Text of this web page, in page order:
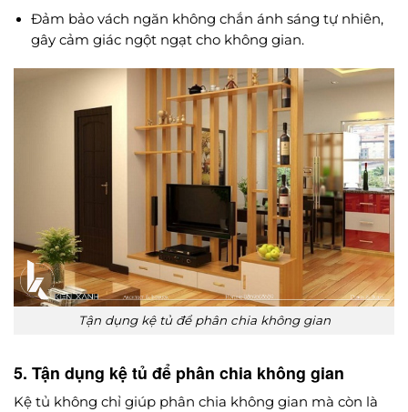
Đảm bảo vách ngăn không chắn ánh sáng tự nhiên,
gây cảm giác ngột ngạt cho không gian.
Tận dụng kệ tủ để phân chia không gian
5. Tận dụng kệ tủ để phân chia không gian
Kệ tủ không chỉ giúp phân chia không gian mà còn là